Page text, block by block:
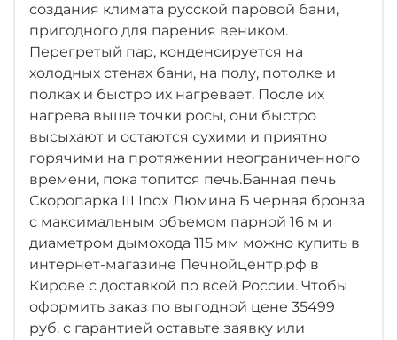
создания климата русской паровой бани,
пригодного для парения веником.
Перегретый пар, конденсируется на
холодных стенах бани, на полу, потолке и
полках и быстро их нагревает. После их
нагрева выше точки росы, они быстро
высыхают и остаются сухими и приятно
горячими на протяжении неограниченного
времени, пока топится печь.Банная печь
Скоропарка III Inox Люмина Б черная бронза
с максимальным объемом парной 16 м и
диаметром дымохода 115 мм можно купить в
интернет-магазине Печнойцентр.рф в
Кирове с доставкой по всей России. Чтобы
оформить заказ по выгодной цене 35499
руб. с гарантией оставьте заявку или